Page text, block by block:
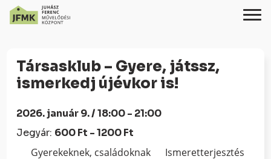
Content
navigációhoz
Társasklub – Gyere, játssz,
ismerkedj újévkor is!
2026. január 9. / 18:00 - 21:00
Jegyár: 600 Ft - 1200 Ft
Gyerekeknek, családoknak Ismeretterjesztés